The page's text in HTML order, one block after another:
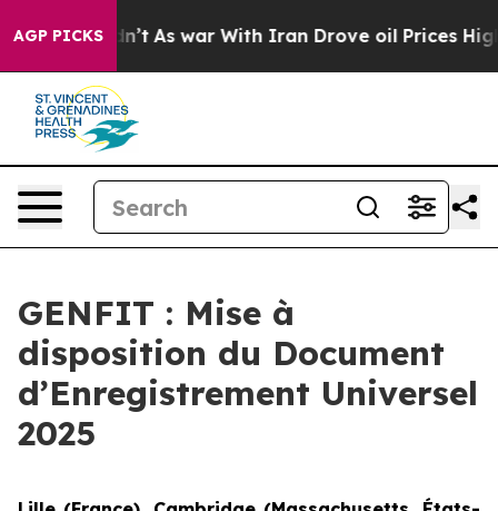
AGP PICKS
it Didn’t As war With Iran Drove oil Prices Higher,
GENFIT : Mise à
disposition du Document
d’Enregistrement Universel
2025